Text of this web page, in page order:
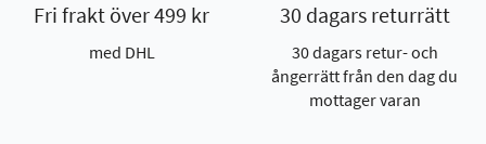
Fri frakt över 499 kr
med DHL
30 dagars returrätt
30 dagars retur- och
ångerrätt från den dag du
mottager varan